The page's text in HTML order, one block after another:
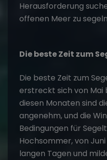
Herausforderung
offenen Meer zu
Die beste Zeit zum
Die beste Zeit zum
erstreckt sich von Mai
diesen Monaten sind
angenehm, und die
Bedingungen für
Hochsommer, von
langen Tagen und